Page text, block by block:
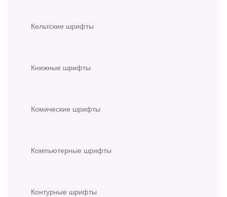
Кельтские шрифты
Книжные шрифты
Комические шрифты
Компьютерные шрифты
Контурные шрифты